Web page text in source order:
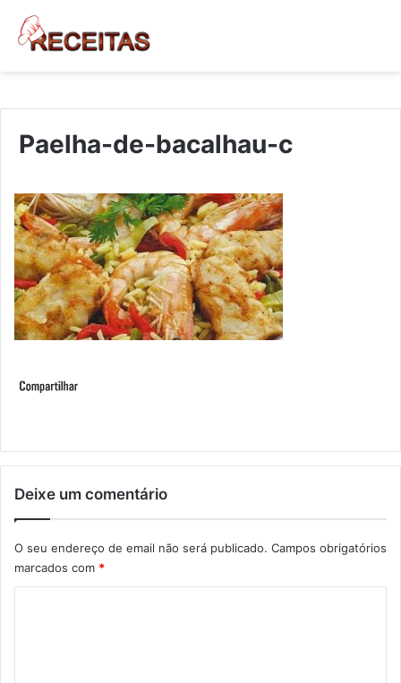
Paelha-de-bacalhau-c
Deixe um comentário
O seu endereço de email não será publicado. Campos obrigatórios
marcados com *